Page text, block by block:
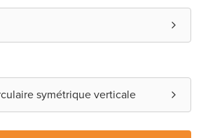
symétrique verticale